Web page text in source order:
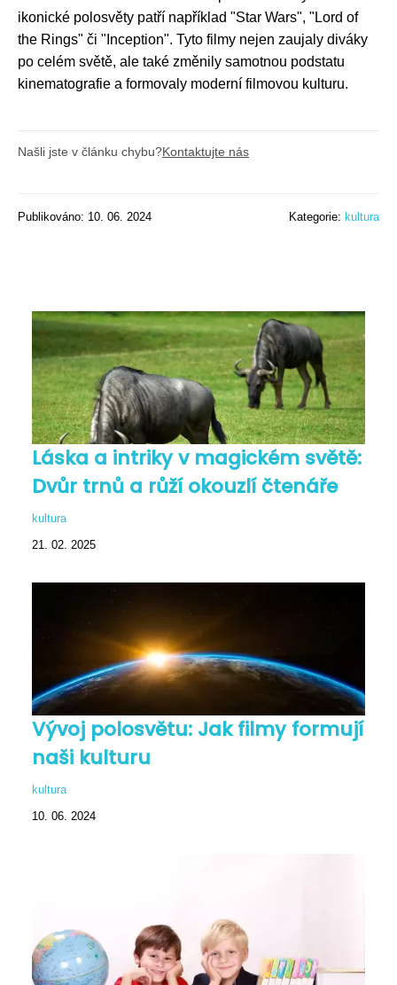
ikonické polosvěty patří například "Star Wars", "Lord of
the Rings" či "Inception". Tyto filmy nejen zaujaly diváky
po celém světě, ale také změnily samotnou podstatu
kinematografie a formovaly moderní filmovou kulturu.
Našli jste v článku chybu?Kontaktujte nás
Publikováno: 10. 06. 2024 Kategorie: kultura
Láska a intriky v magickém světě:
Dvůr trnů a růží okouzlí čtenáře
kultura
21. 02. 2025
Vývoj polosvětu: Jak filmy formují
naši kulturu
kultura
10. 06. 2024